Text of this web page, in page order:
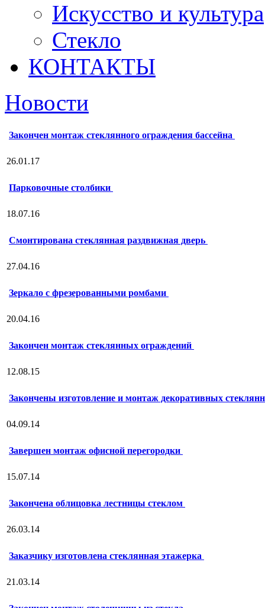
Искусство и культура
Стекло
КОНТАКТЫ
Новости
Закончен монтаж стеклянного ограждения бассейна
26.01.17
Парковочные столбики
18.07.16
Смонтирована стеклянная раздвижная дверь
27.04.16
Зеркало с фрезерованными ромбами
20.04.16
Закончен монтаж стеклянных ограждений
12.08.15
Закончены изготовление и монтаж декоративных
04.09.14
Завершен монтаж офисной перегородки
15.07.14
Закончена облицовка лестницы стеклом
26.03.14
Заказчику изготовлена стеклянная этажерка
21.03.14